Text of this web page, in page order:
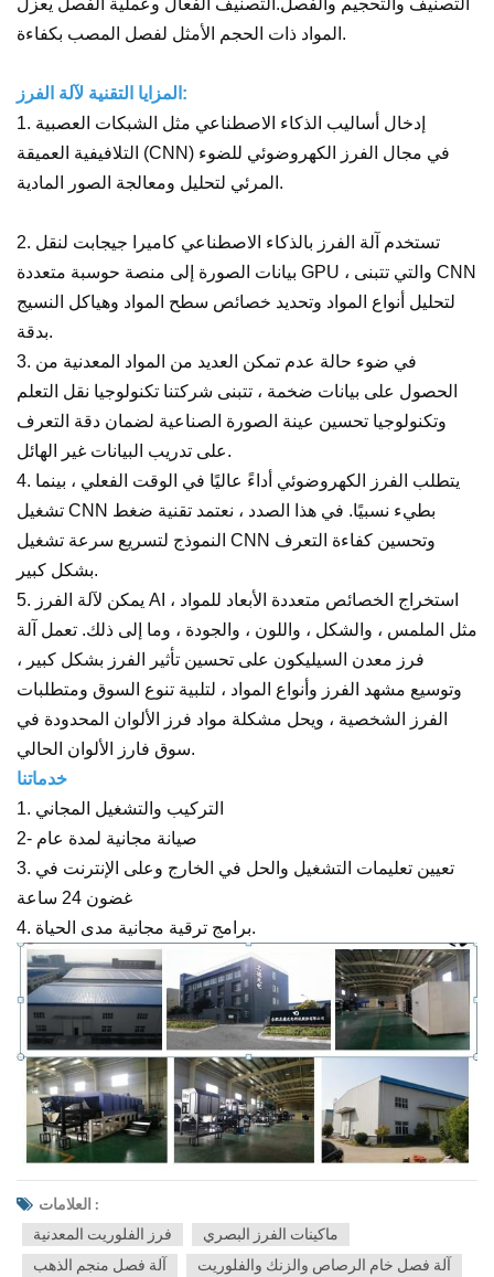
المواد ذات الحجم الأمثل لفصل المصب بكفاءة.
المزايا التقنية لآلة الفرز:
1. إدخال أساليب الذكاء الاصطناعي مثل الشبكات العصبية
التلافيفية العميقة (CNN) في مجال الفرز الكهروضوئي للضوء
المرئي لتحليل ومعالجة الصور المادية.
2. تستخدم آلة الفرز بالذكاء الاصطناعي كاميرا جيجابت لنقل
بيانات الصورة إلى منصة حوسبة متعددة GPU ، والتي تتبنى CNN
لتحليل أنواع المواد وتحديد خصائص سطح المواد وهياكل النسيج
بدقة.
3. في ضوء حالة عدم تمكن العديد من المواد المعدنية من
الحصول على بيانات ضخمة ، تتبنى شركتنا تكنولوجيا نقل التعلم
وتكنولوجيا تحسين عينة الصورة الصناعية لضمان دقة التعرف
على تدريب البيانات غير الهائل.
4. يتطلب الفرز الكهروضوئي أداءً عاليًا في الوقت الفعلي ، بينما
تشغيل CNN بطيء نسبيًا. في هذا الصدد ، نعتمد تقنية ضغط
النموذج لتسريع سرعة تشغيل CNN وتحسين كفاءة التعرف
بشكل كبير.
5. يمكن لآلة الفرز AI استخراج الخصائص متعددة الأبعاد للمواد ،
مثل الملمس ، والشكل ، واللون ، والجودة ، وما إلى ذلك. تعمل آلة
فرز معدن السيليكون على تحسين تأثير الفرز بشكل كبير ،
وتوسيع مشهد الفرز وأنواع المواد ، لتلبية تنوع السوق ومتطلبات
الفرز الشخصية ، ويحل مشكلة مواد فرز الألوان المحدودة في
سوق فارز الألوان الحالي.
خدماتنا
1. التركيب والتشغيل المجاني
2- صيانة مجانية لمدة عام
3. تعيين تعليمات التشغيل والحل في الخارج وعلى الإنترنت في
غضون 24 ساعة
4. برامج ترقية مجانية مدى الحياة.
العلامات :
فرز الفلوريت المعدنية
ماكينات الفرز البصري
آلة فصل منجم الذهب
آلة فصل خام الرصاص والزنك والفلوريت